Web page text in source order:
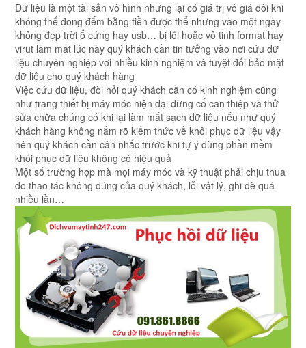
Dữ liệu là một tài sản vô hình nhưng lại có giá trị vô giá đôi khi
không thể đong đếm bằng tiền được thể nhưng vào một ngày
không đẹp trời ổ cứng hay usb… bị lỗi hoặc vô tinh format hay
virut làm mất lúc này quý khách cần tin tưởng vào nơi cứu dữ
liệu chuyên nghiệp với nhiều kinh nghiệm và tuyệt đối bảo mật
dữ liệu cho quý khách hàng
Việc cứu dữ liệu, đòi hỏi quý khách cần có kinh nghiệm cũng
như trang thiết bị máy móc hiện đại đừng cố can thiệp và thử
sửa chữa chúng có khi lại làm mất sạch dữ liệu nếu như quý
khách hàng không nắm rõ kiếm thức về khôi phục dữ liệu vậy
nên quý khách cần cân nhắc trước khi tự ý dùng phần mềm
khôi phục dữ liệu không có hiệu quả
Một số trường hợp mà mọi máy móc và kỹ thuật phải chịu thua
do thao tác không đúng của quý khách, lỗi vật lý, ghi đè quá
nhiều lần…